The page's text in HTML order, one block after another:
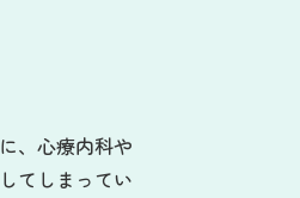
に、心療内科や
してしまってい